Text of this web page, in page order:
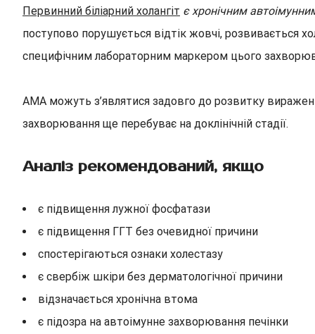
Первинний біліарний холангіт є хронічним
поступово порушується відтік жовчі, розвивається
специфічним лабораторним маркером цього
AMA можуть з’являтися задовго до розвитку
захворювання ще перебуває на доклінічній стадії.
Аналіз рекомендований, якщо
є підвищення лужної фосфатази
є підвищення ГГТ без очевидної причини
спостерігаються ознаки холестазу
є свербіж шкіри без дерматологічної причини
відзначається хронічна втома
є підозра на автоімунне захворювання печінки